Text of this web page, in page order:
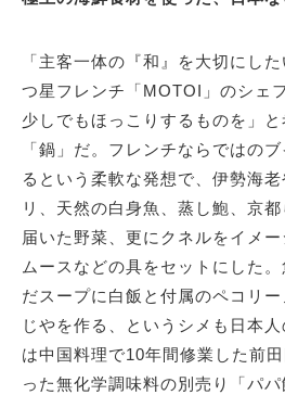
「主客一体の『和』を大切にし
つ星フレンチ「MOTOI」のシェ
少しでもほっこりするものを」
「鍋」だ。フレンチならではの
るという柔軟な発想で、伊勢海
リ、天然の白身魚、蒸し鮑、京
届いた野菜、更にクネルをイメ
ムースなどの具をセットにした
だスープに白飯と付属のペコリ
じやを作る、というシメも日本
は中国料理で10年間修業した前
った無化学調味料の別売り「パ